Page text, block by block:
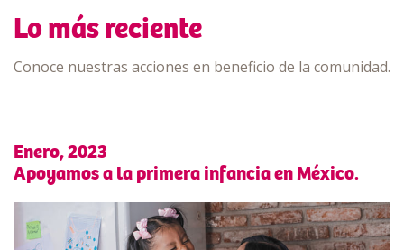
Lo más reciente
Conoce nuestras acciones en beneficio de la comunidad.
Enero, 2023
Apoyamos a la primera infancia en México.